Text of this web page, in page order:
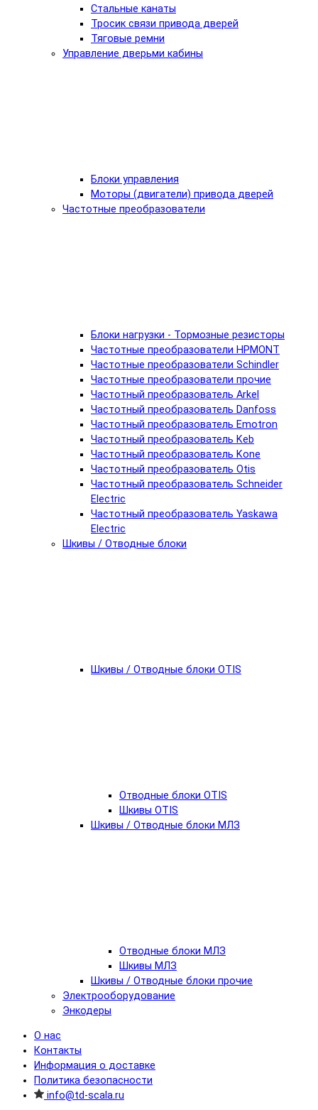
Стальные канаты
Тросик связи привода дверей
Тяговые ремни
Управление дверьми кабины
Блоки управления
Моторы (двигатели) привода дверей
Частотные преобразователи
Блоки нагрузки - Тормозные резисторы
Частотные преобразователи HPMONT
Частотные преобразователи Schindler
Частотные преобразователи прочие
Частотный преобразователь Arkel
Частотный преобразователь Danfoss
Частотный преобразователь Emotron
Частотный преобразователь Keb
Частотный преобразователь Kone
Частотный преобразователь Otis
Частотный преобразователь Schneider
Electric
Частотный преобразователь Yaskawa
Electric
Шкивы / Отводные блоки
Шкивы / Отводные блоки OTIS
Отводные блоки OTIS
Шкивы OTIS
Шкивы / Отводные блоки МЛЗ
Отводные блоки МЛЗ
Шкивы МЛЗ
Шкивы / Отводные блоки прочие
Электрооборудование
Энкодеры
О нас
Контакты
Информация о доставке
Политика безопасности
info@td-scala.ru